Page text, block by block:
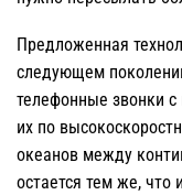
Предложенная
следующем
телефонные звонки
их по
океанов между
остается тем же,